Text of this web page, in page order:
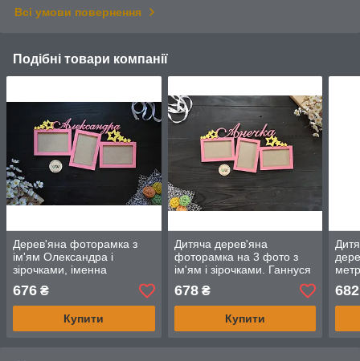
Всі умови повернення
Подібні товари компанії
Дерев'яна фоторамка з
ім'ям Олександра і
зірочками, іменна
фоторамка на 3 фото
(будь-яке ім'я)
676 ₴
Купити
Дитяча дерев'яна
фоторамка на 3 фото з
ім'ям і зірочками. Ганнуся
(будь-яке ім'я)
678₴
Купити
682